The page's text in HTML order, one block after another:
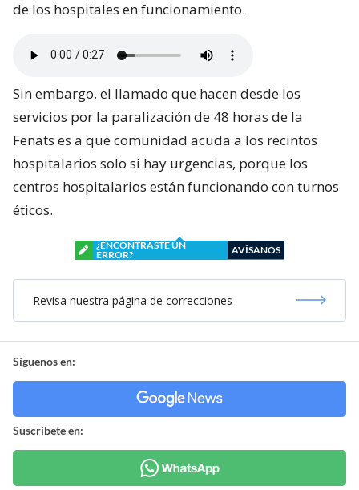
de los hospitales en funcionamiento.
Sin embargo, el llamado que hacen desde los
servicios por la paralización de 48 horas de la
Fenats es a que comunidad acuda a los recintos
hospitalarios solo si hay urgencias, porque los
centros hospitalarios están funcionando con turnos
éticos.
¿ENCONTRASTE UN
ERROR?
AVÍSANOS
Revisa nuestra página de correcciones
Síguenos en:
Suscríbete en: